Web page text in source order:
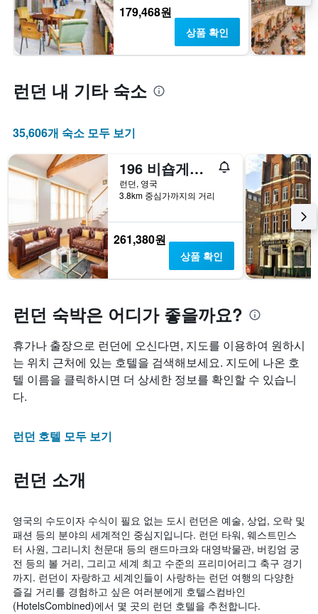
179,468원
상품 확인
런던 내 기타 숙소
35,606개 숙소 모두 보기
196 비숍게이트
런던, 영국
3.8km 중심가까지의 거리
261,380원
상품 확인
런던 숙박은 어디가 좋을까요?
휴가나 출장으로 런던에 오신다면, 지도를 이용하여 원하시
는 위치 근처에 있는 호텔을 검색해보세요. 지도에 나온 호
텔 이름을 클릭하시면 더 상세한 정보를 확인할 수 있습니
다.
런던 호텔 모두 보기
런던 소개
영국의 수도이자 수식이 필요 없는 도시 런던은 예술, 상업, 오락 및
패션 등의 분야의 세계적인 중심지입니다. 런던 타워, 웨스트민스
터 사원, 그리니치 천문대 등의 랜드마크와 대영박물관, 버킹엄 궁
전 등의 볼 거리, 그리고 세계 최고 수준의 프리미어리그 축구 경기
까지. 런던이 자랑하고 세계인들이 사랑하는 런던 여행의 다양한
즐길 거리를 경험하고 싶은 여러분에게 호텔스컴바인
(HotelsCombined)에서 몇 곳의 런던 호텔을 추천합니다.